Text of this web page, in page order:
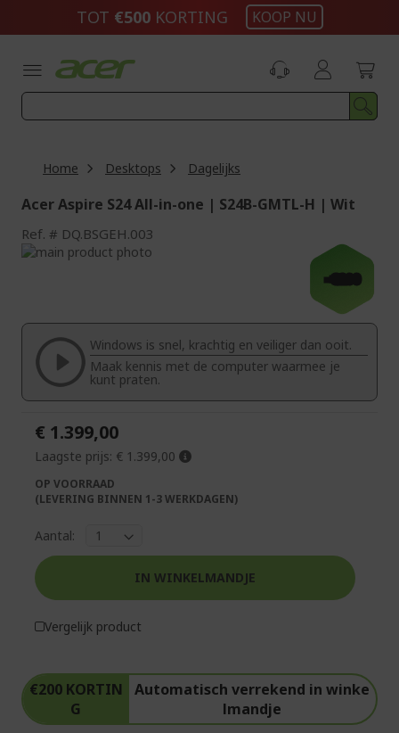
inhoud
TOT €500​KORTING KOOP NU
Home Desktops Dagelijks
Acer Aspire S24 All-in-one | S24B-GMTL-H | Wit
Ref. DQ.BSGEH.003
Ga
van
afbeeldingen-
gallerij
-€200
begin
afbeeldingen-
gallerij
Windows is snel, krachtig en veiliger dan ooit.
Maak kennis met de computer waarmee je
kunt praten.
€200 KORTIN
G
Automatisch verrekend in winke
lmandje
€ 1.399,00
Laagste prijs: € 1.399,00
OP VOORRAAD
(LEVERING BINNEN 1-3 WERKDAGEN)
Aantal:
IN WINKELMANDJE
Vergelijk product